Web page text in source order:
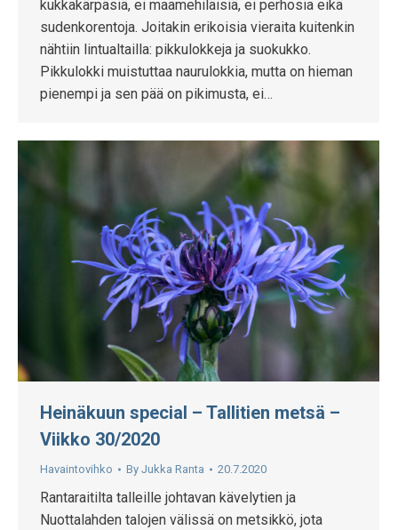
kukkakärpäsiä, ei maamehiläisiä, ei perhosia eikä
sudenkorentoja. Joitakin erikoisia vieraita kuitenkin
nähtiin lintualtailla: pikkulokkeja ja suokukko.
Pikkulokki muistuttaa naurulokkia, mutta on hieman
pienempi ja sen pää on pikimusta, ei…
Heinäkuun special – Tallitien metsä –
Viikko 30/2020
Havaintovihko By Jukka Ranta 20.7.2020
Rantaraitilta talleille johtavan kävelytien ja
Nuottalahden talojen välissä on metsikkö, jota